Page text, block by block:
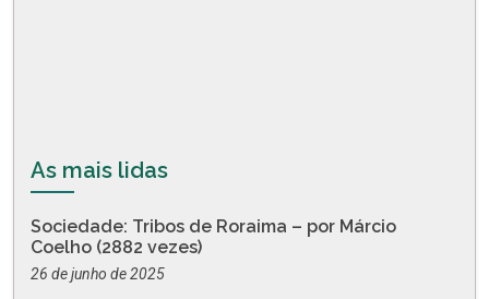
As mais lidas
Sociedade: Tribos de Roraima – por Márcio
Coelho (2882 vezes)
26 de junho de 2025